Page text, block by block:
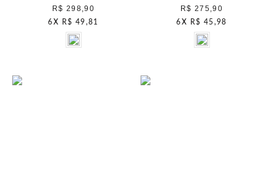
R$ 298,90
6 X R$ 49,81
R$ 275,90
6 X R$ 45,98